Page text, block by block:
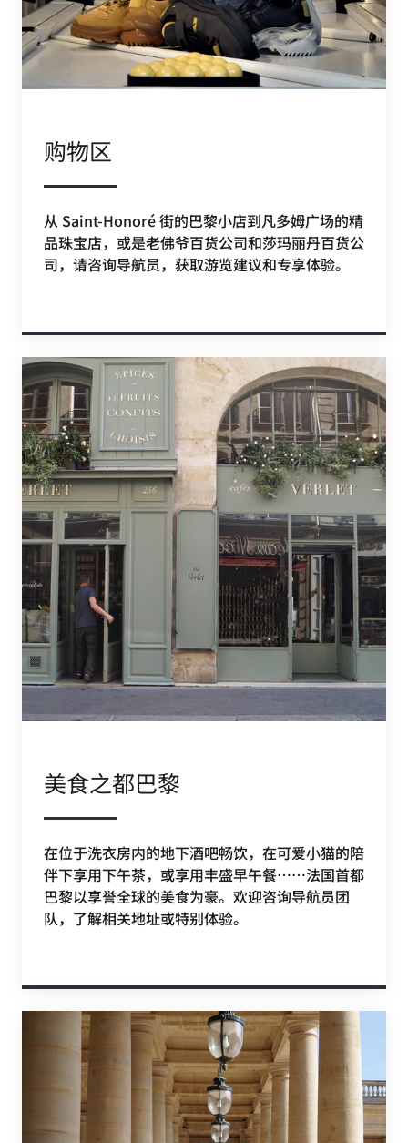
购物区
从 Saint-Honoré 街的巴黎小店到凡多姆广场的精
品珠宝店，或是老佛爷百货公司和莎玛丽丹百货公
司，请咨询导航员，获取游览建议和专享体验。
美食之都巴黎
在位于洗衣房内的地下酒吧畅饮，在可爱小猫的陪
伴下享用下午茶，或享用丰盛早午餐……法国首都
巴黎以享誉全球的美食为豪。欢迎咨询导航员团
队，了解相关地址或特别体验。